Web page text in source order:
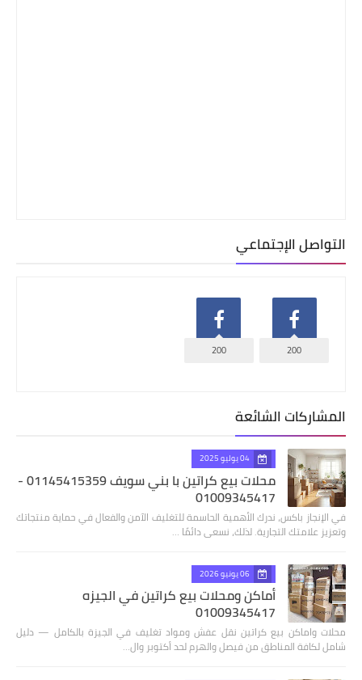
التواصل الإجتماعي
200
200
المشاركات الشائعة
04 يوليو 2025
محلات بيع كراتين با بني سويف 01145415359 -
01009345417
في الإنجاز باكس، ندرك الأهمية الحاسمة للتغليف الآمن والفعال في حماية منتجاتك
وتعزيز علامتك التجارية. لذلك، نسعى دائمًا …
06 يونيو 2026
أماكن ومحلات بيع كراتين في الجيزه
01009345417
محلات واماكن بيع كراتين نقل عفش ومواد تغليف في الجيزة بالكامل — دليل
شامل لكافة المناطق من فيصل والهرم لحد أكتوبر وال…